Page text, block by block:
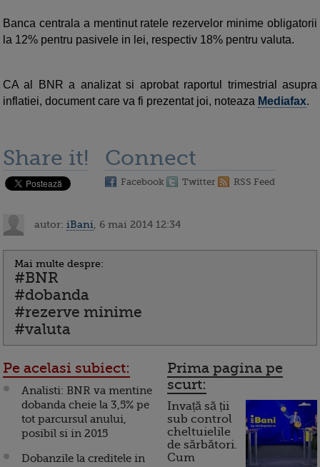
Banca centrala a mentinut ratele rezervelor minime obligatorii
la 12% pentru pasivele in lei, respectiv 18% pentru valuta.
CA al BNR a analizat si aprobat raportul trimestrial asupra
inflatiei, document care va fi prezentat joi, noteaza Mediafax.
Share it! Connect
Facebook Twitter RSS Feed
autor: iBani , 6 mai 2014 12:34
Mai multe despre:
#BNR
#dobanda
#rezerve minime
#valuta
Pe acelasi subiect:
Analisti: BNR va mentine
dobanda cheie la 3,5% pe
tot parcursul anului,
posibil si in 2015
Dobanzile la creditele in
Prima pagina pe
scurt:
Invață să ții
sub control
cheltuielile
de sărbători.
Cum